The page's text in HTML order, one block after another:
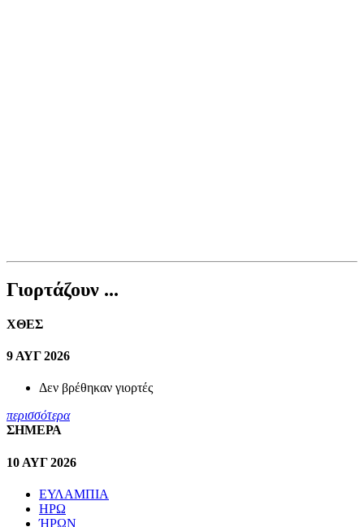
Γιορτάζουν ...
ΧΘΕΣ
9 ΑΥΓ 2026
Δεν βρέθηκαν γιορτές
περισσότερα
ΣΗΜΕΡΑ
10 ΑΥΓ 2026
ΕΥΛΑΜΠΙΑ
ΗΡΩ
ΉΡΩΝ